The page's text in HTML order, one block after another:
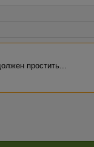
простить...